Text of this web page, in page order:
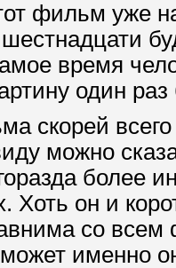
фильм уже
время
один раз
скорей
можно
более
Хоть он и
со
именно